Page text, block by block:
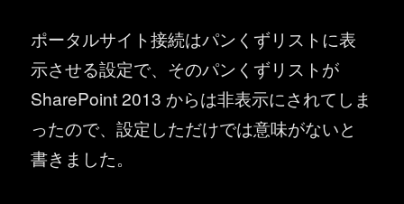
ポータルサイト接続はパンくずリストに表
示させる設定で、そのパンくずリストが
SharePoint 2013 からは非表示にされてしま
ったので、設定しただけでは意味がないと
書きました。